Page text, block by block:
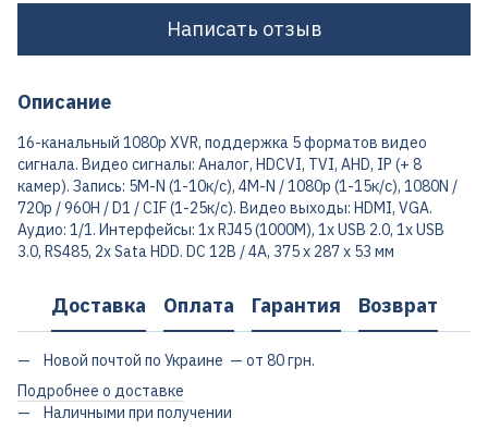
Написать отзыв
Описание
16-канальный 1080p XVR, поддержка 5 форматов видео
сигнала. Видео сигналы: Аналог, HDCVI, TVI, AHD, IP (+ 8
камер). Запись: 5M-N (1-10к/с), 4M-N / 1080p (1-15к/с), 1080N /
720p / 960H / D1 / CIF (1-25к/с). Видео выходы: HDMI, VGA.
Аудио: 1/1. Интерфейсы: 1x RJ45 (1000M), 1x USB 2.0, 1x USB
3.0, RS485, 2x Sata HDD. DC 12В / 4А, 375 x 287 x 53 мм
Доставка Оплата Гарантия Возврат
Новой почтой по Украине — от 80 грн.
Подробнее о доставке
Наличными при получении